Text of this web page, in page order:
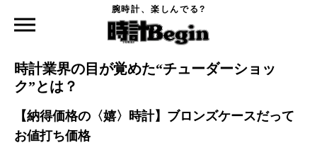
腕時計、楽しんでる?
時計業界の目が覚めた“チューダーショック”とは？
時計業界の目が覚めた“チューダーショッ
ク”とは？
【納得価格の〈嬉〉時計】ブロンズケースだって
お値打ち価格